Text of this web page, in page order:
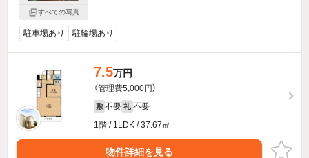
すべての写真
駐車場あり 駐輪場あり
7.5万円
（管理費5,000円）
敷 不要 礼 不要
1階 / 1LDK / 37.67㎡
物件詳細を見る